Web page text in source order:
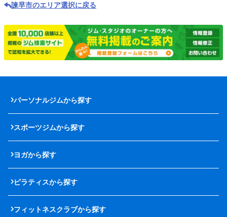
諫早市のエリア選択に戻る
パーソナルジムから探す
スポーツジムから探す
ヨガから探す
ピラティスから探す
フィットネスクラブから探す